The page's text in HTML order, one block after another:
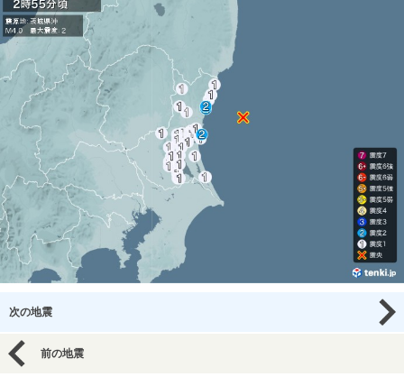
次の地震
前の地震